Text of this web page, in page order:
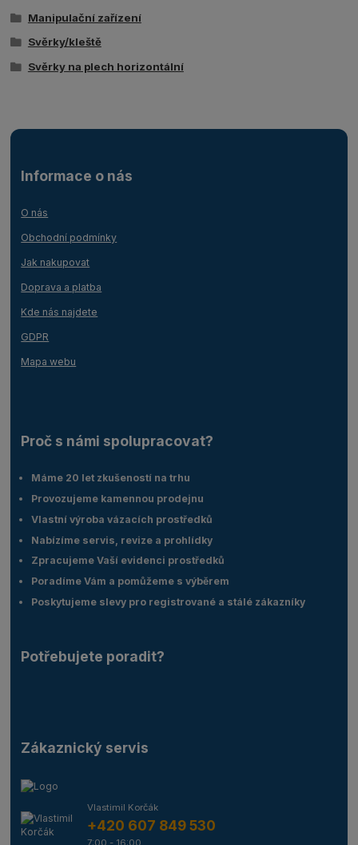
Manipulační zařízení
Svěrky/kleště
Svěrky na plech horizontální
Informace o nás
O nás
Obchodní podmínky
Jak nakupovat
Doprava a platba
Kde nás najdete
GDPR
Mapa webu
Proč s námi spolupracovat?
Máme 20 let zkušeností na trhu
Provozujeme kamennou prodejnu
Vlastní výroba vázacích prostředků
Nabízíme servis, revize a prohlídky
Zpracujeme Vaší evidenci prostředků
Poradíme Vám a pomůžeme s výběrem
Poskytujeme slevy pro registrované a stálé zákazníky
Potřebujete poradit?
Zákaznický servis
Vlastimil Korčák
+420 607 849 530
7:00 - 16:00